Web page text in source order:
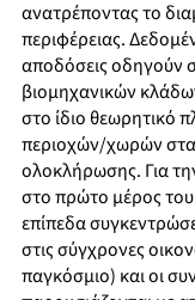
ανατρέποντας το
περιφέρειας.
αποδόσεις οδηγούν
βιομηχανικών
στο ίδιο θεωρητικό
περιοχών/χωρών στα
ολοκλήρωσης. Για
στο πρώτο μέρος του
επίπεδα
στις σύγχρονες
παγκόσμιο) και οι